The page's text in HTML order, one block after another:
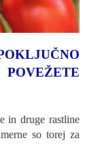
in druge rastline
so torej za